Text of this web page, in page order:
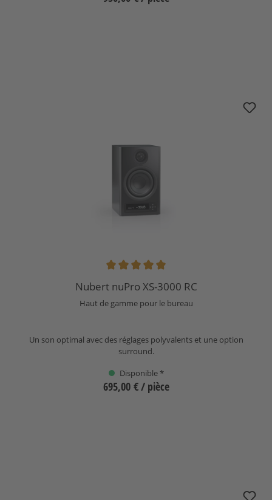
Note moyenne de 5 sur 5 étoiles
Nubert nuPro XS-3000 RC
Haut de gamme pour le bureau
Un son optimal avec des réglages polyvalents et une option
surround.
Disponible *
695,00 €/ pièce